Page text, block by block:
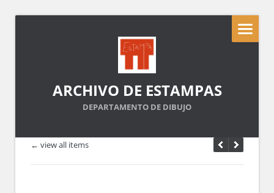
ARCHIVO DE ESTAMPAS
DEPARTAMENTO DE DIBUJO
← view all items